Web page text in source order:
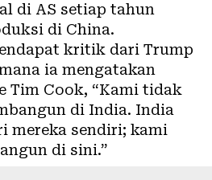
di AS setiap tahun
di China.
kritik dari Trump
ia mengatakan
Tim Cook, “Kami tidak
di India. India
mereka sendiri; kami
di sini.”